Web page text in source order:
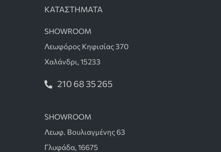
ΚΑΤΑΣΤΗΜΑΤΑ
SHOWROOM
Λεωφόρος Κηφισίας 370
Χαλάνδρι, 15233
210 68 35 265
SHOWROOM
Λεωφ. Βουλιαγμένης 63
Γλυφάδα, 16675